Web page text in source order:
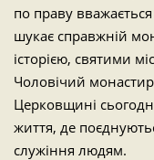
по праву
шукає справжній
історією, святими
Чоловічий монастир
Церковщині
життя, де
служіння людям.